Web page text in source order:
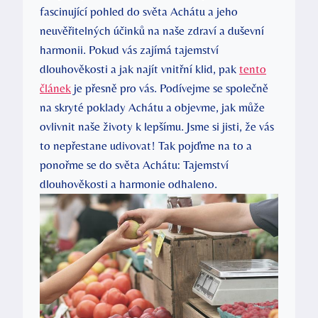
fascinující pohled do světa Achátu a jeho
neuvěřitelných účinků na naše zdraví a duševní
harmonii. Pokud vás zajímá tajemství
dlouhověkosti a jak najít vnitřní klid, pak tento
článek je přesně pro vás. Podívejme se společně
na skryté poklady Achátu a objevme, jak může
ovlivnit naše životy k lepšímu. Jsme si jisti, že vás
to nepřestane udivovat! Tak pojďme na to a
ponořme se do světa Achátu: Tajemství
dlouhověkosti a harmonie odhaleno.